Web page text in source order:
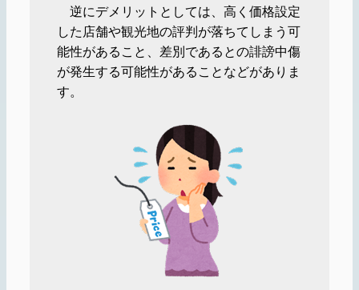
逆にデメリットとしては、高く価格設定
した店舗や観光地の評判が落ちてしまう可
能性があること、差別であるとの誹謗中傷
が発生する可能性があることなどがありま
す。